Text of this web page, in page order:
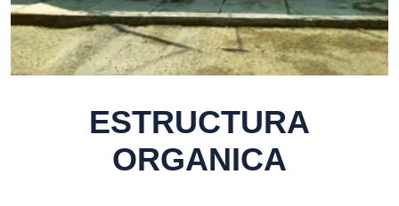
ESTRUCTURA
ORGANICA